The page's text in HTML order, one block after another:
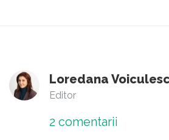
Loredana
Editor
2 comentarii